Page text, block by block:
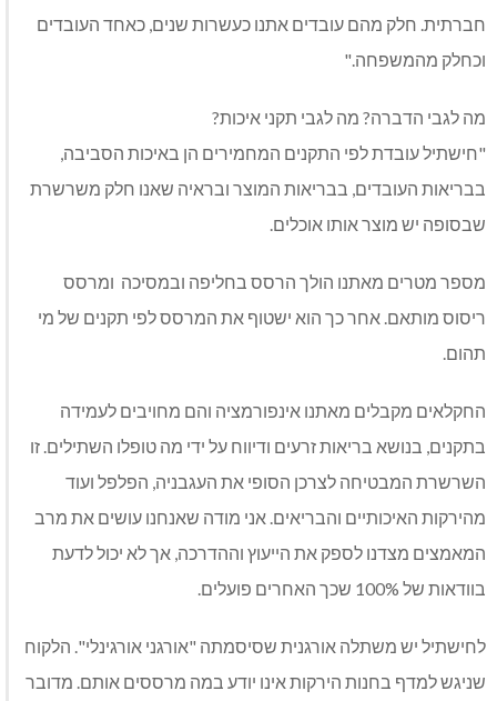
חברתית. חלק מהם עובדים אתנו כעשרות שנים, כאחד העובדים
וכחלק מהמשפחה."
מה לגבי הדברה? מה לגבי תקני איכות?
"חישתיל עובדת לפי התקנים המחמירים הן באיכות הסביבה,
בבריאות העובדים, בבריאות המוצר ובראיה שאנו חלק משרשרת
שבסופה יש מוצר אותו אוכלים.
מספר מטרים מאתנו הולך הרסס בחליפה ובמסיכה ומרסס
ריסוס מותאם. אחר כך הוא ישטוף את המרסס לפי תקנים של מי
תהום.
החקלאים מקבלים מאתנו אינפורמציה והם מחויבים לעמידה
בתקנים, בנושא בריאות זרעים ודיווח על ידי מה טופלו השתילים. זו
השרשרת המבטיחה לצרכן הסופי את העגבניה, הפלפל ועוד
מהירקות האיכותיים והבריאים. אני מודה שאנחנו עושים את מרב
המאמצים מצדנו לספק את הייעוץ וההדרכה, אך לא יכול לדעת
בוודאות של 100% שכך האחרים פועלים.
לחישתיל יש משתלה אורגנית שסיסמתה "אורגני אורגינלי". הלקוח
שניגש למדף בחנות הירקות אינו יודע במה מרססים אותם. מדובר